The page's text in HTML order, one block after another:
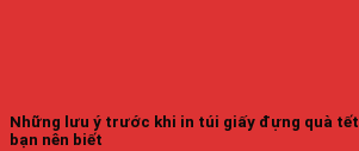
Những lưu ý trước khi in túi giấy đựng quà tết
bạn nên biết